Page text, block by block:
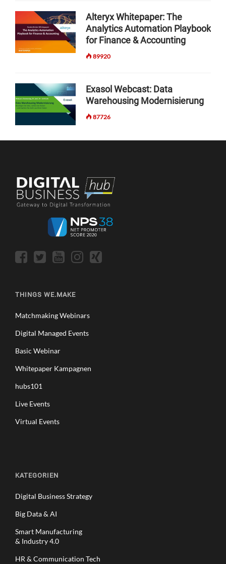
Alteryx Whitepaper: The
Analytics Automation Playbook
for Finance & Accounting
89920
Exasol Webcast: Data
Warehousing Modernisierung
87726
THINGS WE.MAKE
Matchmaking Webinars
Digital Managed Events
Basic Webinar
Whitepaper Kampagnen
hubs101
Live Events
Virtual Events
KATEGORIEN
Digital Business Strategy
Big Data & AI
Smart Manufacturing
& Industry 4.0
HR & Communication Tech